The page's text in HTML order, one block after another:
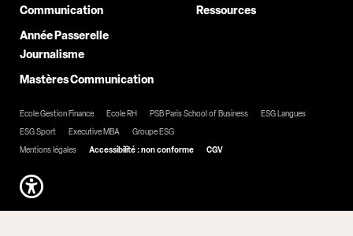
Communication
Année Passerelle
Journalisme
Mastères Communication
Ressources
Ecole Gestion Finance Ecole RH PSB Paris School of Business
ESG Langues
ESG Sport
Executive MBA
Groupe ESG
Mentions légales
Accessibilité : non conforme CGV